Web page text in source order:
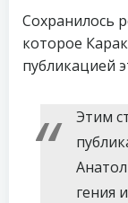
Сохранилось
которое
публикацией
Этим
гения